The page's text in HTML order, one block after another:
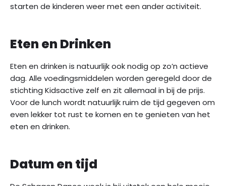
starten de kinderen weer met een ander activiteit.
Eten en Drinken
Eten en drinken is natuurlijk ook nodig op zo’n actieve
dag. Alle voedingsmiddelen worden geregeld door de
stichting Kidsactive zelf en zit allemaal in bij de prijs.
Voor de lunch wordt natuurlijk ruim de tijd gegeven om
even lekker tot rust te komen en te genieten van het
eten en drinken.
Datum en tijd